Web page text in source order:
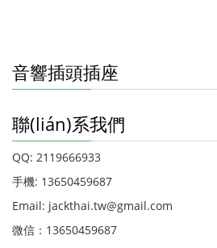
音響插頭插座
聯(lián)系我們
QQ: 2119666933
手機: 13650459687
Email: jackthai.tw@gmail.com
微信：13650459687